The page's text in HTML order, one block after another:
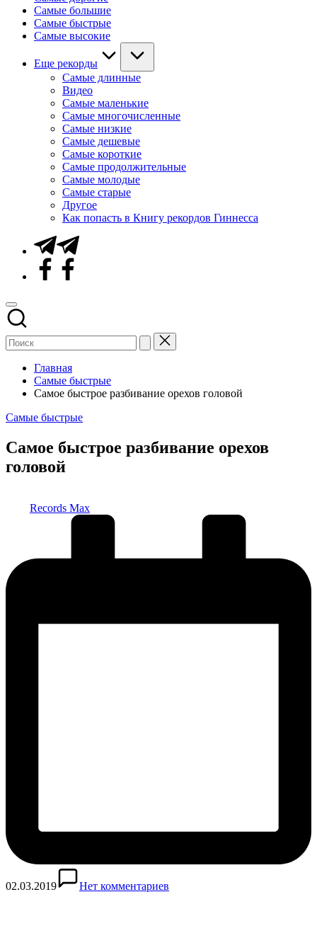
Самые большие
Самые быстрые
Самые высокие
Еще рекорды
Самые длинные
Видео
Самые маленькие
Самые многочисленные
Самые низкие
Самые дешевые
Самые короткие
Самые продолжительные
Самые молодые
Самые старые
Другое
Как попасть в Книгу рекордов Гиннесса
Telegram
Facebook
Главная
Самые быстрые
Самое быстрое разбивание орехов головой
Опубликовано
Самые быстрые
Самое быстрое разбивание орехов
головой
Records Max
02.03.2019 Нет комментариев